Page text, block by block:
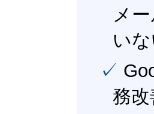
メ
い
✓ Google Workspace（旧G Suite） を活用し、業
務